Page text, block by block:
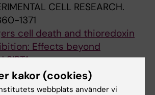
CELL RESEARCH.
1371
cell death and thioredoxin
Effects beyond
P; Eriksson S;
ESJ; Joseph B; Hermanson
Alla författare
kakor (cookies)
webbplats använder vi